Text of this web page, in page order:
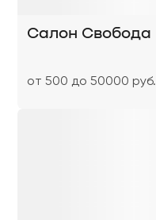
Салон Свобода
от 500 до 50000 руб.